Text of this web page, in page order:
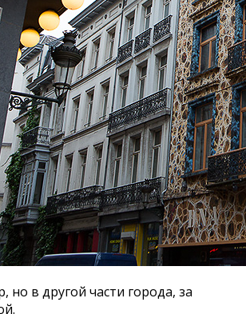
но в другой части города, за